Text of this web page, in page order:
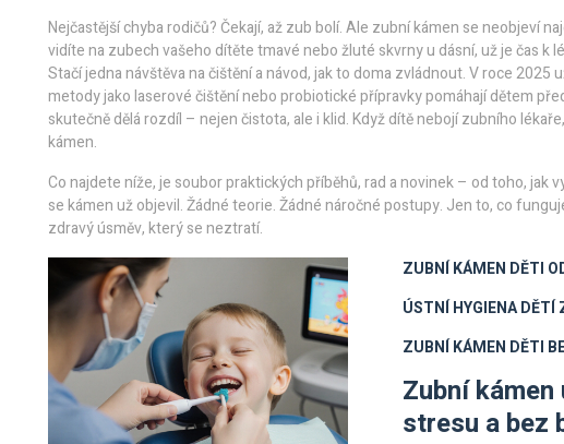
Nejčastější chyba rodičů? Čekají, až zub bolí. Ale zubní kámen se neobjeví
vidíte na zubech vašeho dítěte tmavé nebo žluté skvrny u dásní, už je čas k
Stačí jedna návštěva na čištění a návod, jak to doma zvládnout. V roce
metody jako laserové čištění nebo probiotické přípravky pomáhají dětem
skutečně dělá rozdíl – nejen čistota, ale i klid. Když dítě nebojí zubního
kámen.
Co najdete níže, je soubor praktických příběhů, rad a novinek – od toho, jak
se kámen už objevil. Žádné teorie. Žádné náročné postupy. Jen to, co
zdravý úsměv, který se neztratí.
ZUBNÍ KÁMEN DĚTI
ÚSTNÍ HYGIENA DĚTÍ
ZUBNÍ KÁMEN DĚTI
Zubní
stresu a bez